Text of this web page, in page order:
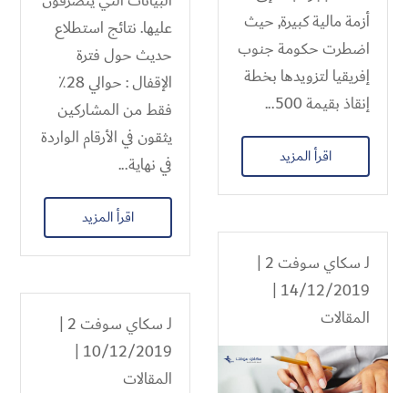
أزمة مالية كبيرة, حيث
اضطرت حكومة جنوب
إفريقيا لتزويدها بخطة
إنقاذ بقيمة 500...
اقرأ المزيد
عليها. نتائج استطلاع
حديث حول فترة
الإقفال : حوالي 28٪
فقط من المشاركين
يثقون في الأرقام الواردة
في نهاية...
اقرأ المزيد
لـسكاي سوفت 2
|
14/12/2019 |
المقالات
لـسكاي سوفت 2
|
10/12/2019 |
المقالات